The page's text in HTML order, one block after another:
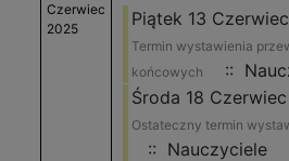
Czerwiec
2025
Piątek 13
Termin wystawienia
końcowych
::
Środa 18
Ostateczny termin
:: Nauczyciele